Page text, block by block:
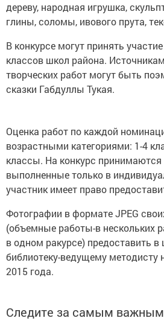
дереву, народная игрушка,
глины, соломы, ивового прута,
В конкурсе могут принять
классов школ района.
творческих работ могут быть
сказки Габдуллы Тукая.
Оценка работ по каждой
возрастными категориями: 1-4
классы. На конкурс
выполненные только в
участник имеет право
Фотографии в формате JPEG
(объемные работы-в нескольких
в одном ракурсе) предоставить
библиотеку-ведущему методисту
2015 года.
Следите за самым